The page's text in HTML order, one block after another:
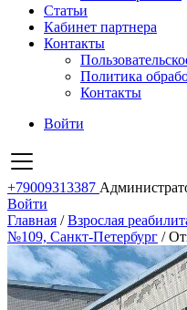
Статьи
Кабинет партнера
Контакты
Политика
Контакты
Войти
+79009313387
Войти
Главная /Взрослая
№109, Санкт-Петербург /